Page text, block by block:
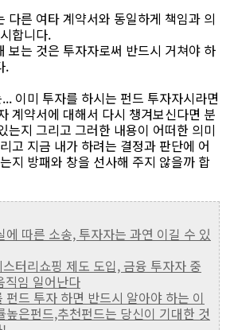
다른 여타 계약서와 동일하게 책임과 의
합니다.
보는 것은 투자자로써 반드시 거쳐야 하
.
이미 투자를 하시는 펀드 투자자시라면
계약서에 대해서 다시 챙겨보신다면 분
는지 그리고 그러한 내용이 어떠한 의미
고 지금 내가 하려는 결정과 판단에 어
지 방패와 창을 선사해 주지 않을까 합
에 따른 소송, 투자자는 과연 이길 수 있
터리쇼핑 제도 도입, 금융 투자자 중
직임 일어난다
펀드 투자 하면 반드시 알아야 하는 이
은펀드,추천펀드는 당신이 기대한 것